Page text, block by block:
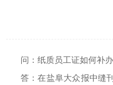
问：纸质员工证如何补
答：在盐阜大众报中缝